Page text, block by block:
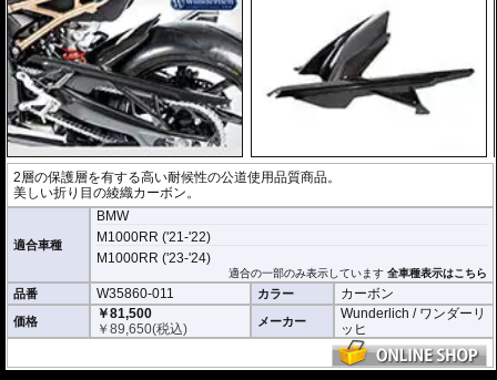
2層の保護層を有する高い耐候性の公道使用品質商品。
美しい折り目の綾織カーボン。
適合車種
BMW
M1000RR ('21-'22)
M1000RR ('23-'24)
適合の一部のみ表示しています全車種表示はこちら
品番 W35860-011 カラー カーボン
価格
￥81,500
￥89,650(税込) メーカー
Wunderlich / ワンダーリ
ッヒ